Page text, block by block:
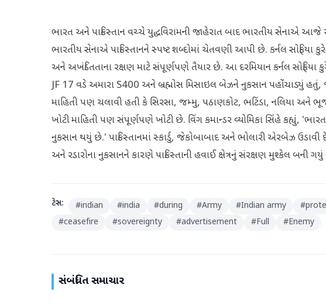
ભારત અને પાકિસ્તાન વચ્ચે યુદ્ધવિરામની જાહેરાત બાદ ભારતીય સેનાએ
ભારતીય સેનાએ પાકિસ્તાનને સ્પષ્ટ શબ્દોમાં ચેતવણી આપી છે. કર્નલ સોફિયા
અને અખંડિતતાના રક્ષણ માટે સંપૂર્ણપણે તૈયાર છે. આ દરમિયાન કર્નલ સોફિયા
JF 17 વડે અમારા S400 અને બ્રહ્મોસ મિસાઇલ બેઝને નુકસાન પહોંચાડ્યું
માહિતી પણ ચલાવી હતી કે સિરસા, જમ્મુ, પઠાણકોટ, ભટિંડા,
ખોટી માહિતી પણ સંપૂર્ણપણે ખોટી છે. વિંગ કમાન્ડર વ્યોમિકા સિંહે કહ્યું,
નુકસાન થયું છે.' પાકિસ્તાનમાં સ્કાર્ડુ, જેકોબાબાદ અને ભોલારી એરબેઝ
અને રડારોના નુકસાનને કારણે પાકિસ્તાની હવાઈ ક્ષેત્રનું સંરક્ષણ મુશ્કેલ બની
ટેગ્સ: #indian #india #during #Army #Indian army #
#ceasefire #sovereignty #advertisement #Full #Enemy
સંબંધિત સમાચાર